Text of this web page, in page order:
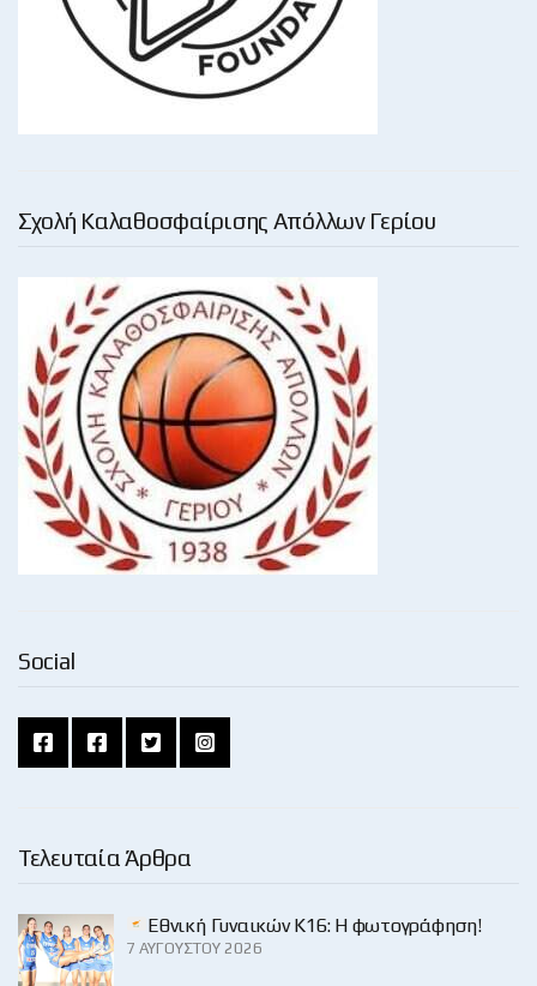
Σχολή Καλαθοσφαίρισης Απόλλων Γερίου
Social
Τελευταία Άρθρα
Εθνική Γυναικών Κ16: Η φωτογράφηση!
7 ΑΥΓΟΎΣΤΟΥ 2026